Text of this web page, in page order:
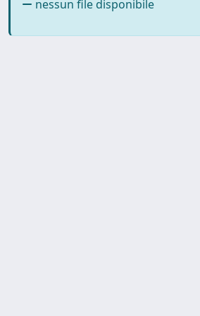
nessun file disponibile